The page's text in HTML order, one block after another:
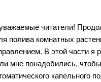
читатели!
полива комнатных
В этой части я
мне понадобились,
капельного